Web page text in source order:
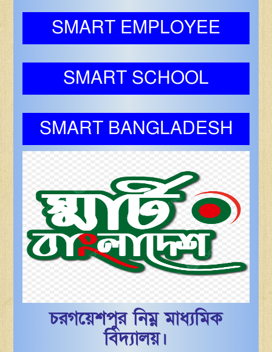
SMART EMPLOYEE
SMART SCHOOL
SMART BANGLADESH
চরগয়েশপুর নিম্ন মাধ্যমিক
বিদ্যালয়।